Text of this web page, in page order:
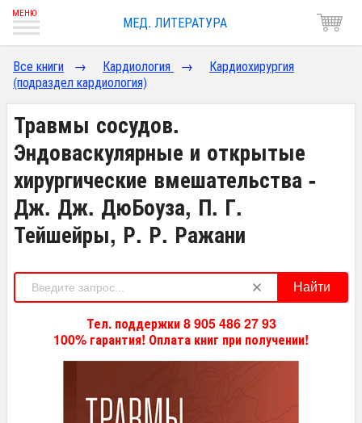
МЕД. ЛИТЕРАТУРА
Все книги → Кардиология →
Кардиохирургия
(подраздел кардиология)
Травмы сосудов.
Эндоваскулярные и открытые
хирургические вмешательства -
Дж. Дж. ДюБоуза, П. Г.
Тейшейры, Р. Р. Ражани
Найти
Тел. поддержки 8 905 486 27 93
100% гарантия! Оплата книг при получении!